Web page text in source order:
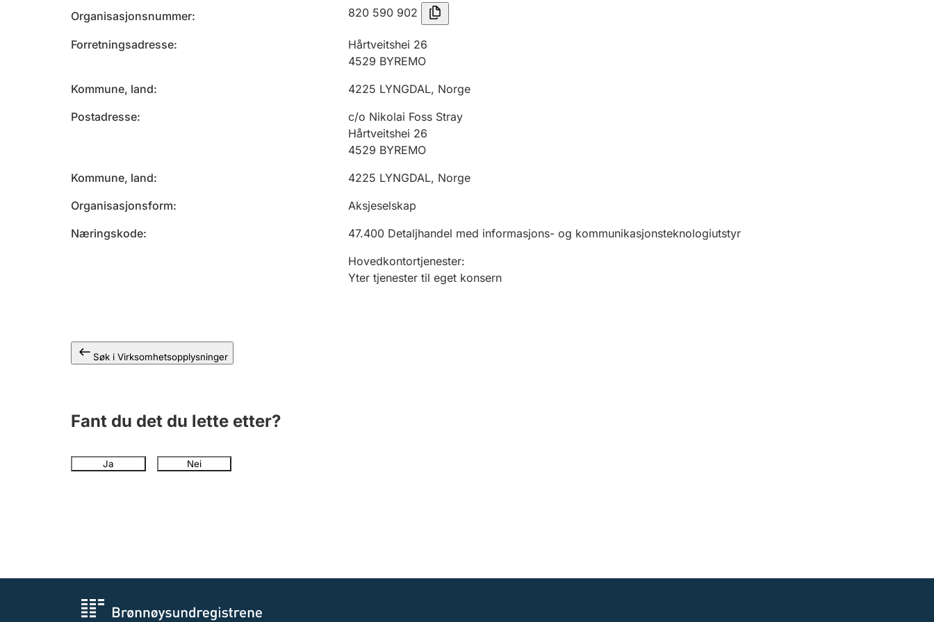
Organisasjonsnummer 820 590 902
Forretningsadresse
Hårtveitshei 26
4529 BYREMO
Kommune, land
4225 LYNGDAL, Norge
Postadresse
c/o Nikolai Foss Stray
Hårtveitshei 26
4529 BYREMO
Kommune, land
4225 LYNGDAL, Norge
Organisasjonsform
Aksjeselskap
Næringskode
47.400 Detaljhandel med informasjons- og kommunikasjonsteknologiutstyr
Hovedkontortjenester:
Yter tjenester til eget konsern
Søk i Virksomhetsopplysninger
Fant du det du lette etter?
Ja Nei